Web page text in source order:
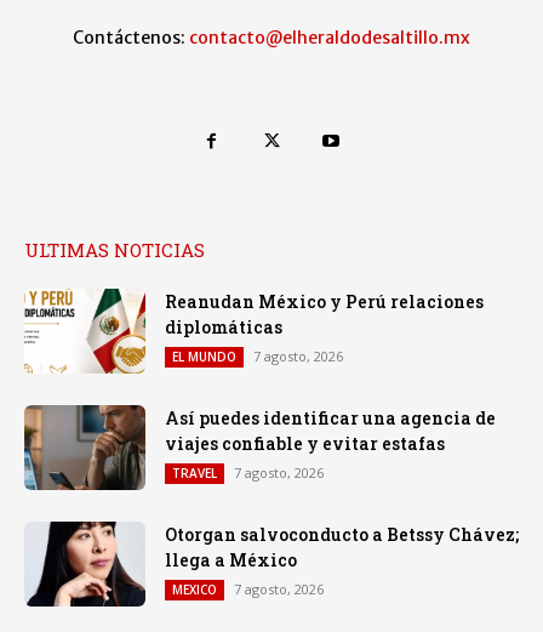
Contáctenos: contacto@elheraldodesaltillo.mx
ULTIMAS NOTICIAS
Reanudan México y Perú relaciones
diplomáticas
EL MUNDO 7 agosto, 2026
Así puedes identificar una agencia de
viajes confiable y evitar estafas
TRAVEL 7 agosto, 2026
Otorgan salvoconducto a Betssy Chávez;
llega a México
MEXICO 7 agosto, 2026